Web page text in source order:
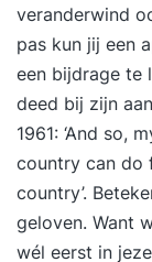
veranderwind
pas kun jij een
een bijdrage te
deed bij zijn
1961: ‘And so,
country can do
country’.
geloven. Want
wél eerst in